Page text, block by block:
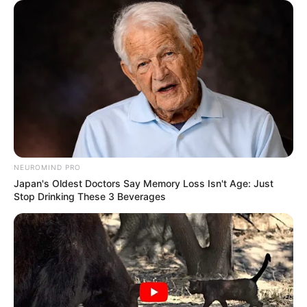
(foto: Walt Disney)
10. Kalian pasti juga sudah tidak asing lagi dengan
film Finding Nemo kan? Ternyata di dunia nyata juga
(foto: Pixar)
Baca juga:10 Inspirasi Desain Rumah Vintage, Bikin
Nostalgia Masa Muda
NEUROMIND PRO
Japan's Oldest Doctors Say Memory Loss Isn't Age: Just
Stop Drinking These 3 Beverages